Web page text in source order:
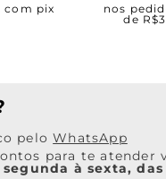
com pix
nos
de
WhatsApp
para te atender
segunda à sexta, das